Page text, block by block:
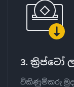
3. ක්‍රිප්ටෝ
විකිණුම්කරු